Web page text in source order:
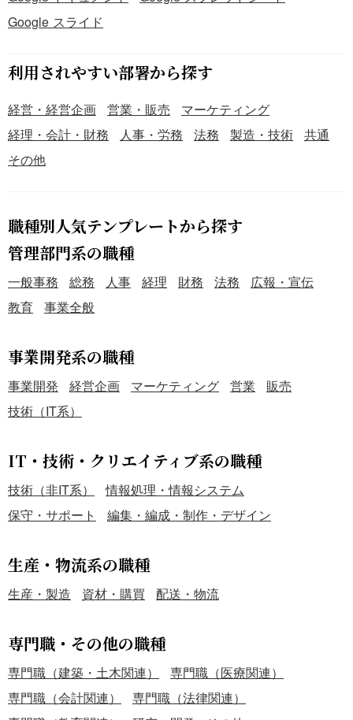
Google スライド
利用されやすい部署から探す
経営・経営企画 営業・販売
マーケティング
経理・会計・財務
人事・労務 法務 製造・技術
共通
その他
職種別人気テンプレートから探す
管理部門系の職種
一般事務 総務 人事 経理 財務 法務
広報・宣伝
教育
事業全般
事業開発系の職種
事業開発 経営企画 マーケティング 営業
販売
技術（IT系）
IT・技術・クリエイティブ系の職種
技術（非IT系）
情報処理・情報システム
保守・サポート
編集・編成・制作・デザイン
生産・物流系の職種
生産・製造 資材・購買 配送・物流
専門職・その他の職種
専門職（建築・土木関連）
専門職（医療関連）
専門職（会計関連）
専門職（法律関連）